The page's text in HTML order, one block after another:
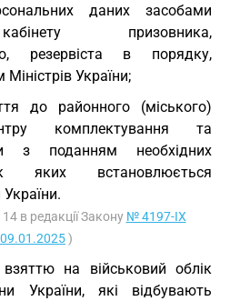
даних засобами
призовника,
резервіста в порядку,
України;
до районного (міського)
комплектування та
з поданням необхідних
яких встановлюється
в редакції Закону № 4197-IX
09.01.2025)
на військовий облік
України, які відбувають